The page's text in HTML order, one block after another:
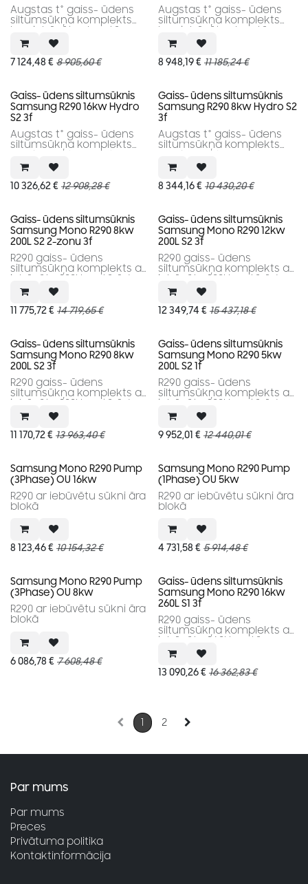
Augstas t° gaiss- ūdens
siltumsūkņa komplekts
bez iebūvētas karstā
ūdens tvertnes.
7 124,48 € 8 905,60€
Augstas t° gaiss- ūdens
siltumsūkņa komplekts
bez iebūvētas karstā
ūdens tvertnes.
8 948,19€ 11 185,24€
Gaiss- ūdens siltumsūknis
Samsung R290 16kw Hydro
S2 3f
Augstas t° gaiss- ūdens
siltumsūkņa komplekts
ūdens tvertnes.
10 326,62€ 12 908,28€
Gaiss- ūdens siltumsūknis
Samsung R290 8kw Hydro S2
3f
Augstas t° gaiss- ūdens
siltumsūkņa komplekts
ūdens tvertnes.
8 344,16€ 10 430,20€
Gaiss- ūdens siltumsūknis
Samsung Mono R290 8kw
200L S2 2-zonu 3f
R290 gaiss- ūdens
siltumsūkņa komplekts ar
iebūvētu 200l karstā ūdens
tvertni.
11 775,72€ 14 719,65€
Gaiss- ūdens siltumsūknis
Samsung Mono R290 12kw
200L S2 3f
R290 gaiss- ūdens
siltumsūkņa komplekts ar
iebūvētu 200l karstā ūdens
tvertni
12 349,74 € 15 437,18€
Gaiss- ūdens siltumsūknis
Samsung Mono R290 8kw
200L S2 3f
R290 gaiss- ūdens
siltumsūkņa komplekts ar
iebūvētu 200l karstā ūdens
tvertni
11 170,72€ 13 963,40€
Gaiss- ūdens siltumsūknis
Samsung Mono R290 5kw
200L S2 1f
R290 gaiss- ūdens
siltumsūkņa komplekts ar
iebūvētu 200l karstā ūdens
tvertni.
9 952,01 € 12 440,01€
Samsung Mono R290 Pump
(3Phase) OU 16kw
R290 ar iebūvētu sūkni āra
blokā
8 123,46€ 10 154,32€
Samsung Mono R290 Pump
(1Phase) OU 5kw
R290 ar iebūvētu sūkni āra
blokā
4 731,58 € 5 914,48€
Samsung Mono R290 Pump
(3Phase) OU 8kw
R290 ar iebūvētu sūkni āra
blokā
6 086,78 € 7 608,48€
Gaiss- ūdens siltumsūknis
Samsung Mono R290 16kw
260L S1 3f
R290 gaiss- ūdens
siltumsūkņa komplekts ar
iebūvētu 260l karstā
ūdens tvertni
13 090,26€ 16 362,83€
1 2
Par mums
Par mums
Preces
Privātuma politika
Kontaktinformācija